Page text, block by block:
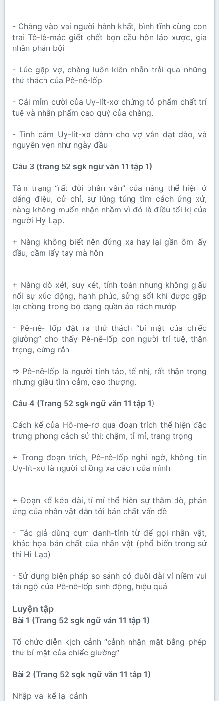
- Chàng vào vai người hành khất, bình tĩnh cùng con
trai Tê-lê-mác giết chết bọn cầu hôn láo xược, gia
nhân phản bội
- Lúc gặp vợ, chàng luôn kiên nhẫn trải qua những
thử thách của Pê-nê-lốp
- Cái mỉm cười của Uy-lít-xơ chứng tỏ phẩm chất trí
tuệ và nhân phẩm cao quý của chàng.
- Tình cảm Uy-lít-xơ dành cho vợ vẫn dạt dào, và
nguyên vẹn như ngày đầu
Câu 3 (trang 52 sgk ngữ văn 11 tập 1)
Tâm trạng “rất đỗi phân vân” của nàng thể hiện ở
dáng điệu, cử chỉ, sự lúng túng tìm cách ứng xử,
nàng không muốn nhận nhầm vì đó là điều tối kị của
người Hy Lạp.
+ Nàng không biết nên đứng xa hay lại gần ôm lấy
đầu, cầm lấy tay mà hôn
+ Nàng dò xét, suy xét, tính toán nhưng không giấu
nổi sự xúc động, hạnh phúc, sửng sốt khi được gặp
lại chồng trong bộ dạng quần áo rách mướp
- Pê-nê- lốp đặt ra thử thách “bí mật của chiếc
giường” cho thấy Pê-nê-lốp con người trí tuệ, thận
trọng, cứng rắn
⇒ Pê-nê-lốp là người tỉnh táo, tế nhị, rất thận trọng
nhưng giàu tình cảm, cao thượng.
Câu 4 (Trang 52 sgk ngữ văn 11 tập 1)
Cách kể của Hô-me-rơ qua đoạn trích thể hiện đặc
trưng phong cách sử thi: chậm, tỉ mỉ, trang trọng
+ Trong đoạn trích, Pê-nê-lốp nghi ngờ, không tin
Uy-lít-xơ là người chồng xa cách của mình
+ Đoạn kể kéo dài, tỉ mỉ thể hiện sự thăm dò, phản
ứng của nhân vật dẫn tới bản chất vấn đề
- Tác giả dùng cụm danh-tính từ để gọi nhân vật,
khác họa bản chất của nhân vật (phổ biến trong sử
thi Hi Lạp)
- Sử dụng biện pháp so sánh có đuôi dài ví niềm vui
tái ngộ của Pê-nê-lốp sinh động, hiệu quả
Luyện tập
Bài 1 (Trang 52 sgk ngữ văn 11 tập 1)
Tổ chức diễn kịch cảnh “cảnh nhận mặt bằng phép
thử bí mật của chiếc giường”
Bài 2 (Trang 52 sgk ngữ văn 11 tập 1)
Nhập vai kể lại cảnh: